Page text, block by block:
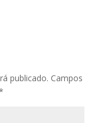
publicado. Campos